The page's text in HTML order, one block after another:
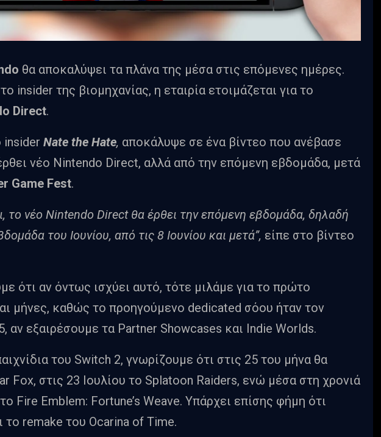
θα αποκαλύψει τα πλάνα της μέσα στις επόμενες ημέρες.
insider της βιομηχανίας, η εταιρία ετοιμάζεται για το
Direct.
insider Nate the Hate, αποκάλυψε σε ένα βίντεο που ανέβασε
νέο Nintendo Direct, αλλά από την επόμενη εβδομάδα, μετά
Game Fest.
το νέο Nintendo Direct θα έρθει την επόμενη εβδομάδα, δηλαδή
του Ιουνίου, από τις 8 Ιουνίου και μετά”, είπε στο βίντεο
ότι αν όντως ισχύει αυτό, τότε μιλάμε για το πρώτο
μήνες, καθώς το προηγούμενο dedicated σόου ήταν τον
αν εξαιρέσουμε τα Partner Showcases και Indie Worlds.
του Switch 2, γνωρίζουμε ότι στις 25 του μήνα θα
Fox, στις 23 Ιουλίου το Splatoon Raiders, ενώ μέσα στη χρονιά
Fire Emblem: Fortune’s Weave. Υπάρχει επίσης φήμη ότι
το remake του Ocarina of Time.